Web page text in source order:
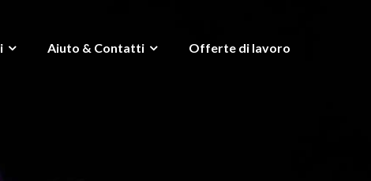
Aiuto & Contatti Offerte di lavoro